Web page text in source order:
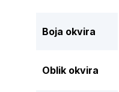
Boja okvira
Oblik okvira